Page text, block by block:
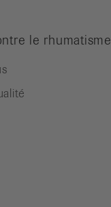
le rhumatisme